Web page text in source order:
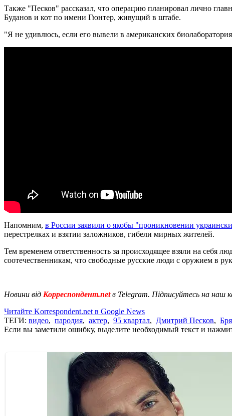
Также "Песков" рассказал, что операцию планировал лично
Буданов и кот по имени Гюнтер, живущий в штабе.
"Я не удивлюсь, если его вывели в американских
Напомним, в России заявили о якобы "проникновении
перестрелках и взятии заложников, гибели мирных жителей.
Тем временем ответственность за происходящее взяли на себя
соотечественникам, что свободные русские люди с оружием в
Новини від Корреспондент.netв Telegram. Підписуйтесь на наш
Читайте Korrespondent.net в Google News
ТЕГИ: видео, пародия, актер, 95 квартал, Дмитрий Песков,
Если вы заметили ошибку, выделите необходимый текст и